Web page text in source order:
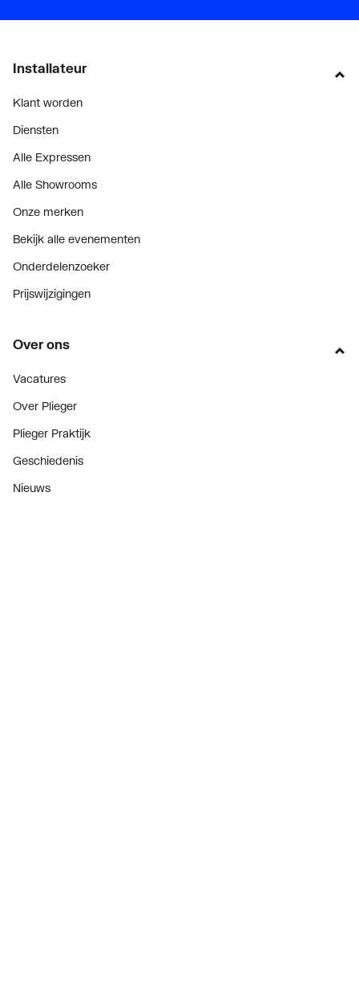
Installateur
Klant worden
Diensten
Alle Expressen
Alle Showrooms
Onze merken
Bekijk alle evenementen
Onderdelenzoeker
Prijswijzigingen
Over ons
Vacatures
Over Plieger
Plieger Praktijk
Geschiedenis
Nieuws